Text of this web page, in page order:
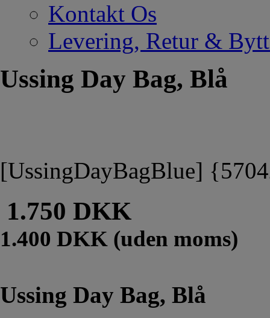
Kontakt Os
Levering, Retur &
Ussing Day Bag, Blå
[UssingDayBagBlue]
1.750 DKK
1.400 DKK (uden moms)
Ussing Day Bag, Blå